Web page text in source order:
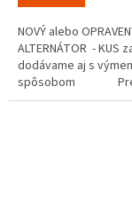
NOVÝ alebo
ALTERNÁTOR - KUS
dodávame aj s
spôsobom
si ako...